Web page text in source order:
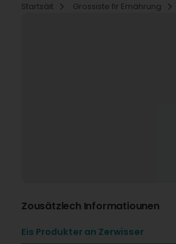
Startsäit
Grossiste fir Ernährung
Zousätzlech Informatiounen
Eis Produkter an Zerwisser